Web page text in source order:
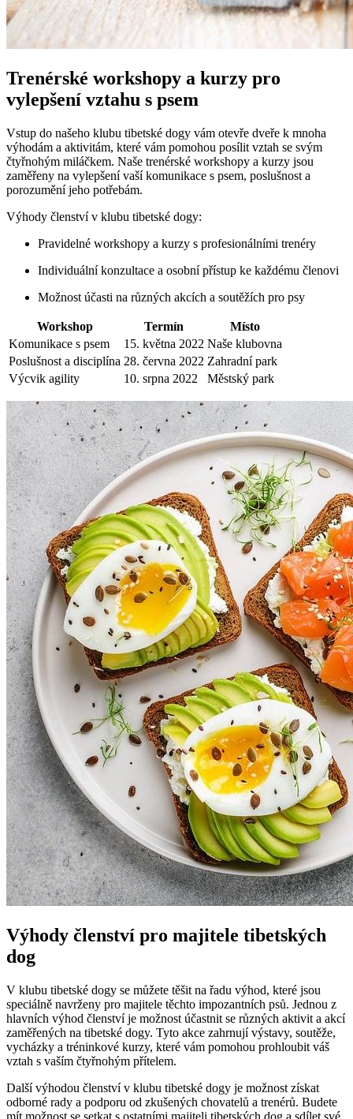
Trenérské workshopy a kurzy pro
vylepšení vztahu s psem
Vstup do našeho klubu tibetské dogy vám otevře dveře k mnoha
výhodám a aktivitám, které vám pomohou posílit vztah se svým
čtyřnohým miláčkem. Naše trenérské workshopy a kurzy jsou
zaměřeny na vylepšení vaší komunikace s psem, poslušnost a
porozumění jeho potřebám.
Výhody členství v klubu tibetské dogy:
Pravidelné workshopy a kurzy s profesionálními trenéry
Individuální konzultace a osobní přístup ke každému členovi
Možnost účasti na různých akcích a soutěžích pro psy
Workshop Termín
Místo
Komunikace s psem
15. května 2022 Naše klubovna
Poslušnost a disciplína 28. června 2022 Zahradní park
Výcvik agility
10. srpna 2022 Městský park
Výhody členství pro majitele tibetských
dog
V klubu tibetské dogy se můžete těšit na řadu výhod, které jsou
speciálně navrženy pro majitele těchto impozantních psů. Jednou z
hlavních výhod členství je možnost účastnit se různých aktivit a akcí
zaměřených na tibetské dogy. Tyto akce zahrnují výstavy, soutěže,
vycházky a tréninkové kurzy, které vám pomohou prohloubit váš
vztah s vaším čtyřnohým přítelem.
Další výhodou členství v klubu tibetské dogy je možnost získat
odborné rady a podporu od zkušených chovatelů a trenérů. Budete
mít možnost se setkat s ostatními majiteli tibetských dog a sdílet své